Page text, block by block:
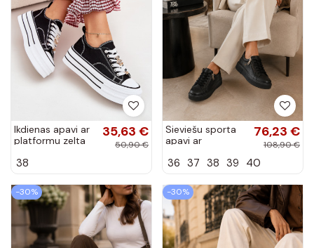
Ikdienas apavi ar
platformu zelta
Fiorina
35,63 €
50,90 €
38
Sieviešu sporta
apavi ar
krāsā no
Corisa
76,23 €
108,90 €
36 37 38 39 40
-30% -30%